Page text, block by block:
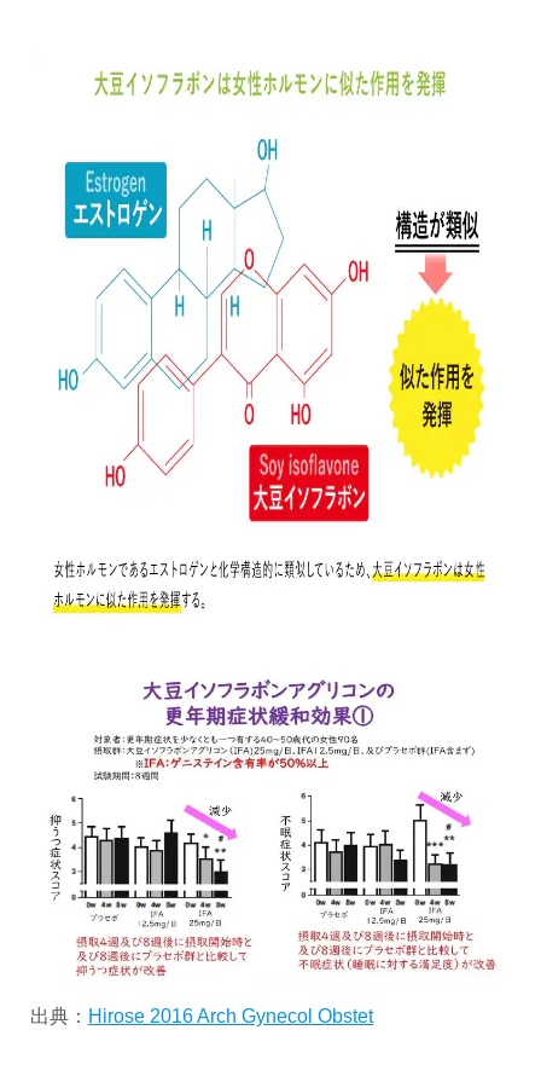
出典： Hirose 2016 Arch Gynecol Obstet